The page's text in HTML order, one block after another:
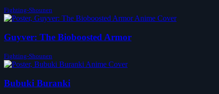
Fighting-Shounen
Guyver: The Bioboosted Armor
Fighting-Shounen
Bubuki Buranki